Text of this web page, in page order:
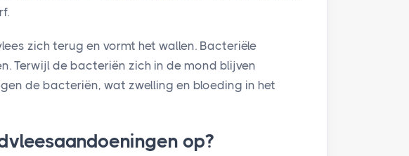
zich terug en vormt het wallen. Bacteriële
Terwijl de bacteriën zich in de mond blijven
de bacteriën, wat zwelling en bloeding in het
op?